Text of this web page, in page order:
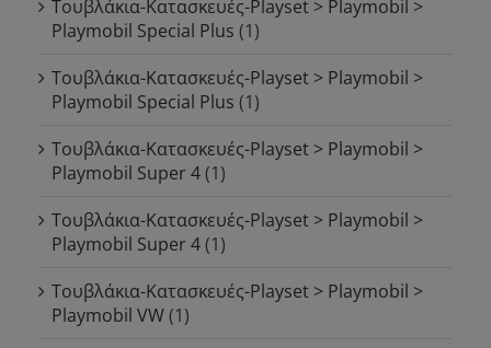
Τουβλάκια-Κατασκευές-Playset > Playmobil >
Playmobil Special Plus (1)
Τουβλάκια-Κατασκευές-Playset > Playmobil >
Playmobil Special Plus (1)
Τουβλάκια-Κατασκευές-Playset > Playmobil >
Playmobil Super 4(1)
Τουβλάκια-Κατασκευές-Playset > Playmobil >
Playmobil Super 4(1)
Τουβλάκια-Κατασκευές-Playset > Playmobil >
Playmobil VW(1)